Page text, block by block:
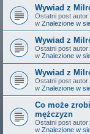
Wywiad z
Ostatni post autor:
w Znalezione w
Wywiad z
Ostatni post autor:
w Znalezione w
Wywiad z
Ostatni post autor:
w Znalezione w
Co może
mężczyzn
Ostatni post autor:
w Znalezione w